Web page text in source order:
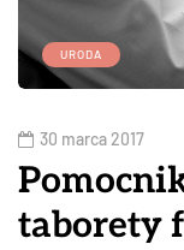
URODA
30 marca 2017
taborety